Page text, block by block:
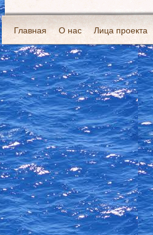
Главная О нас Лица проекта